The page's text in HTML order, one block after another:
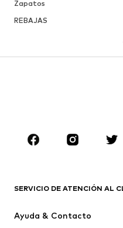
Zapatos
REBAJAS
MARCAS
PUMA
MINOTI
SERVICIO DE ATENCIÓN AL
Ayuda & Contacto